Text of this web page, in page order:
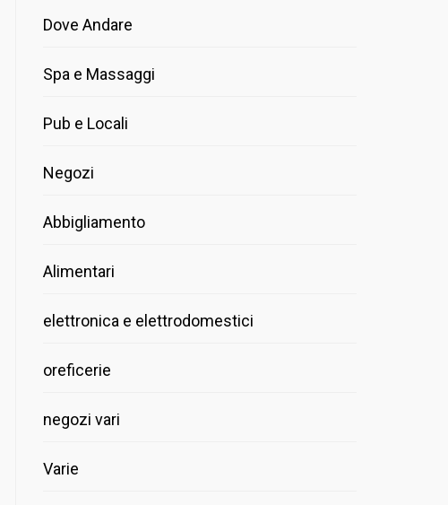
Dove Andare
Spa e Massaggi
Pub e Locali
Negozi
Abbigliamento
Alimentari
elettronica e elettrodomestici
oreficerie
negozi vari
Varie